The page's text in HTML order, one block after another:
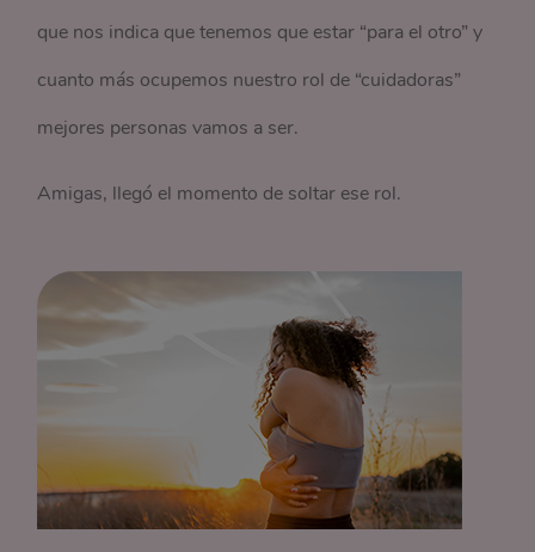
que nos indica que tenemos que estar “para el otro” y
cuanto más ocupemos nuestro rol de “cuidadoras”
mejores personas vamos a ser.
Amigas, llegó el momento de soltar ese rol.